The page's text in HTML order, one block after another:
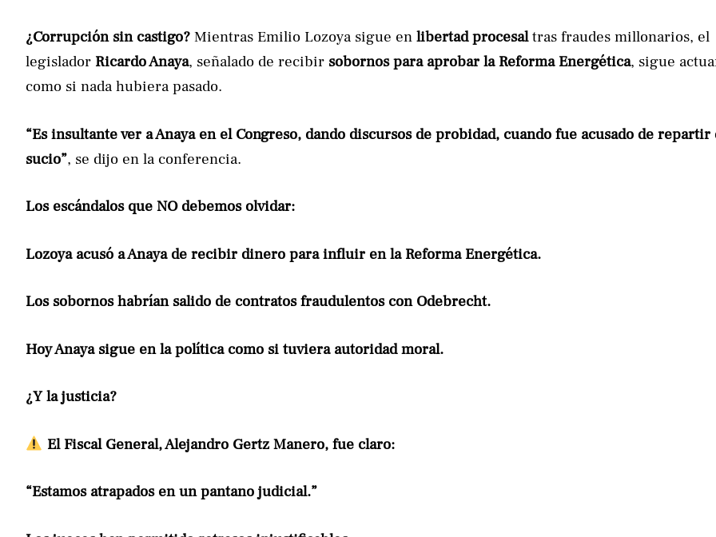
¿Corrupción sin castigo? Mientras Emilio Lozoya sigue en libertad procesaltras fraudes millonarios, el
legislador Ricardo Anaya, señalado de recibir sobornos para aprobar la Reforma Energética, sigue
como si nada hubiera pasado.
“Es insultante ver a Anaya en el Congreso, dando discursos de probidad, cuando fue acusado de
sucio”, se dijo en la conferencia.
Los escándalos que NO debemos olvidar:
Lozoya acusó a Anaya de recibir dinero para influir en la Reforma Energética.
Los sobornos habrían salido de contratos fraudulentos con Odebrecht.
Hoy Anaya sigue en la política como si tuviera autoridad moral.
¿Y la justicia?
El Fiscal General, Alejandro Gertz Manero, fue claro:
“Estamos atrapados en un pantano judicial.”